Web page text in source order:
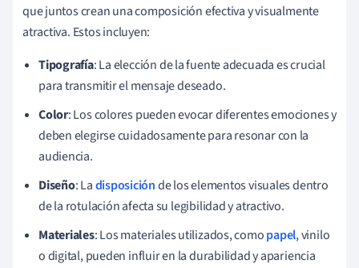
que juntos crean una composición efectiva y visualmente
atractiva. Estos incluyen:
Tipografía: La elección de la fuente adecuada es crucial
para transmitir el mensaje deseado.
Color: Los colores pueden evocar diferentes emociones y
deben elegirse cuidadosamente para resonar con la
audiencia.
Diseño: Ladisposiciónde los elementos visuales dentro
de la rotulación afecta su legibilidad y atractivo.
Materiales: Los materiales utilizados, comopapel, vinilo
o digital, pueden influir en la durabilidad y apariencia